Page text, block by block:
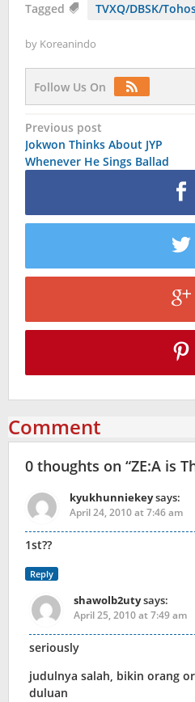
Tagged TVXQ/DBSK/
by Koreanindo
Follow Us On
Post
navigation
Previous post
Jokwon Thinks About JYP
Whenever He Sings Ballad
Comment
0 thoughts on “ZE:A is
kyukhunniekeysays:
April 24, 2010 at 7:46 am
1st??
Reply
shawolb2utysays:
April 25, 2010 at 7:49 am
seriously
judulnya salah, bikin orang
duluan